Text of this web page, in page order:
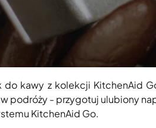
do kawy z kolekcji KitchenAid
podróży - przygotuj ulubiony
KitchenAid Go.